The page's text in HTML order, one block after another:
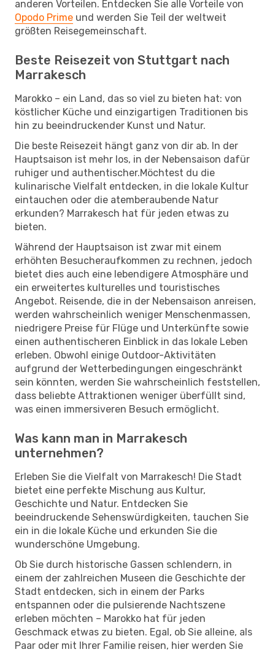
anderen Vorteilen. Entdecken Sie alle Vorteile von
Opodo Prime und werden Sie Teil der weltweit
größten Reisegemeinschaft.
Beste Reisezeit von Stuttgart nach
Marrakesch
Marokko – ein Land, das so viel zu bieten hat: von
köstlicher Küche und einzigartigen Traditionen bis
hin zu beeindruckender Kunst und Natur.
Die beste Reisezeit hängt ganz von dir ab. In der
Hauptsaison ist mehr los, in der Nebensaison dafür
ruhiger und authentischer.Möchtest du die
kulinarische Vielfalt entdecken, in die lokale Kultur
eintauchen oder die atemberaubende Natur
erkunden? Marrakesch hat für jeden etwas zu
bieten.
Während der Hauptsaison ist zwar mit einem
erhöhten Besucheraufkommen zu rechnen, jedoch
bietet dies auch eine lebendigere Atmosphäre und
ein erweitertes kulturelles und touristisches
Angebot. Reisende, die in der Nebensaison anreisen,
werden wahrscheinlich weniger Menschenmassen,
niedrigere Preise für Flüge und Unterkünfte sowie
einen authentischeren Einblick in das lokale Leben
erleben. Obwohl einige Outdoor-Aktivitäten
aufgrund der Wetterbedingungen eingeschränkt
sein könnten, werden Sie wahrscheinlich feststellen,
dass beliebte Attraktionen weniger überfüllt sind,
was einen immersiveren Besuch ermöglicht.
Was kann man in Marrakesch
unternehmen?
Erleben Sie die Vielfalt von Marrakesch! Die Stadt
bietet eine perfekte Mischung aus Kultur,
Geschichte und Natur. Entdecken Sie
beeindruckende Sehenswürdigkeiten, tauchen Sie
ein in die lokale Küche und erkunden Sie die
wunderschöne Umgebung.
Ob Sie durch historische Gassen schlendern, in
einem der zahlreichen Museen die Geschichte der
Stadt entdecken, sich in einem der Parks
entspannen oder die pulsierende Nachtszene
erleben möchten – Marokko hat für jeden
Geschmack etwas zu bieten. Egal, ob Sie alleine, als
Paar oder mit Ihrer Familie reisen, hier werden Sie